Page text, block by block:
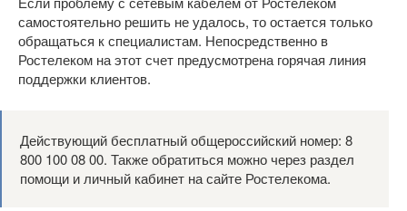
самостоятельно решить не удалось, то остается только
обращаться к специалистам. Непосредственно в
Ростелеком на этот счет предусмотрена горячая линия
поддержки клиентов.
Действующий бесплатный общероссийский номер: 8
800 100 08 00. Также обратиться можно через раздел
помощи и личный кабинет на сайте Ростелекома.